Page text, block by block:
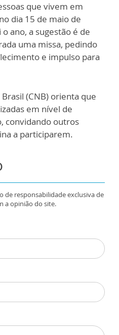
que vivem em
dia 15 de maio de
ano, a sugestão é de
uma missa, pedindo
e impulso para
(CNB) orienta que
em nível de
convidando outros
a participarem.
de responsabilidade exclusiva de
a opinião do site.